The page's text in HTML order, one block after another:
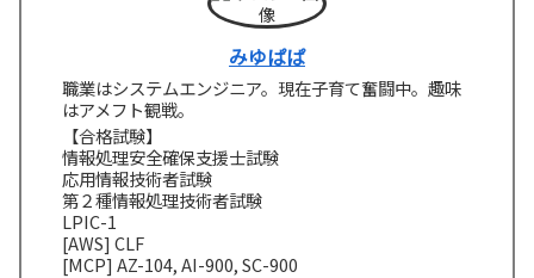
みゆぱぱ
職業はシステムエンジニア。現在子育て奮闘中。趣味
はアメフト観戦。
【合格試験】
情報処理安全確保支援士試験
応用情報技術者試験
第２種情報処理技術者試験
LPIC-1
[AWS] CLF
[MCP] AZ-104, AI-900, SC-900